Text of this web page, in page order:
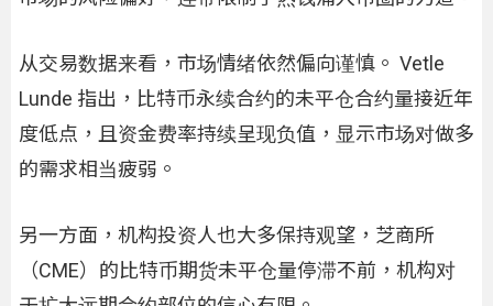
从交易数据来看，市场情绪依然偏向谨慎。 Vetle
Lunde 指出，比特币永续合约的未平仓合约量接近年
度低点，且资金费率持续呈现负值，显示市场对做多
的需求相当疲弱。
另一方面，机构投资人也大多保持观望，芝商所
（CME）的比特币期货未平仓量停滞不前，机构对